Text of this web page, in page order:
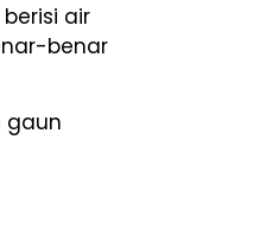
air
benar
gaun